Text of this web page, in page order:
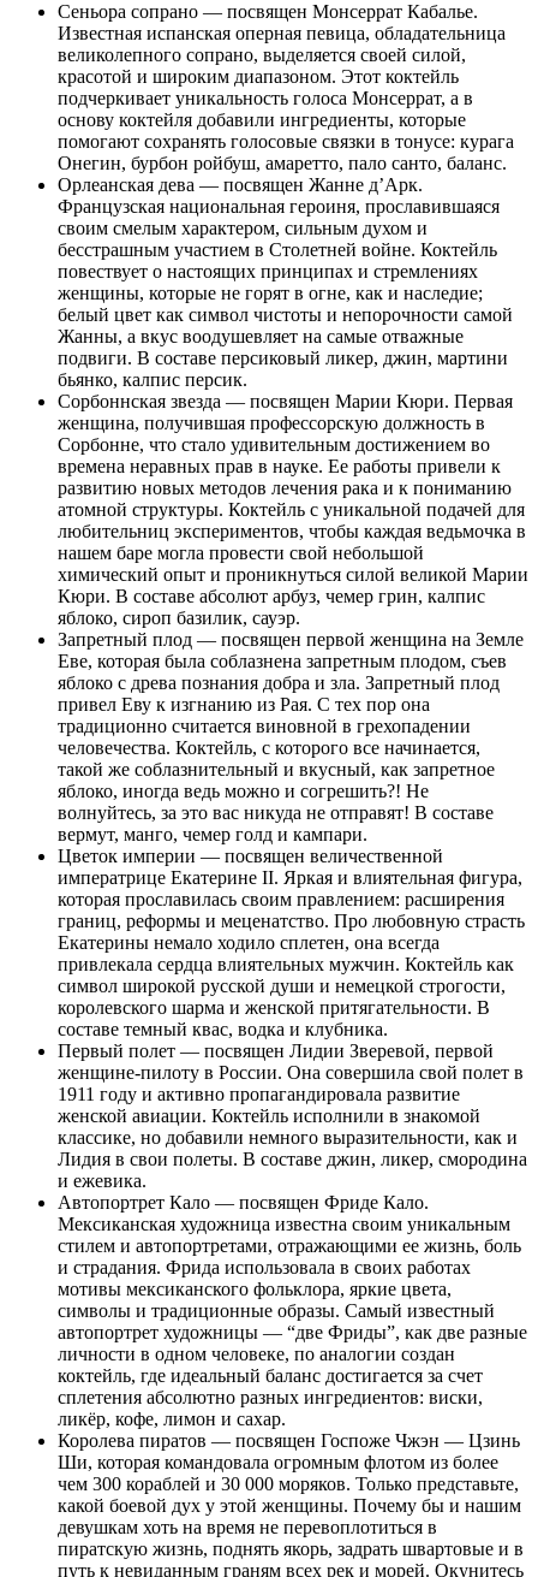
Сеньора сопрано — посвящен Монсеррат Кабалье.
Известная испанская оперная певица, обладательница
великолепного сопрано, выделяется своей силой,
красотой и широким диапазоном. Этот коктейль
подчеркивает уникальность голоса Монсеррат, а в
основу коктейля добавили ингредиенты, которые
помогают сохранять голосовые связки в тонусе: курага
Онегин, бурбон ройбуш, амаретто, пало санто, баланс.
Орлеанская дева — посвящен Жанне д’Арк.
Французская национальная героиня, прославившаяся
своим смелым характером, сильным духом и
бесстрашным участием в Столетней войне. Коктейль
повествует о настоящих принципах и стремлениях
женщины, которые не горят в огне, как и наследие;
белый цвет как символ чистоты и непорочности самой
Жанны, а вкус воодушевляет на самые отважные
подвиги. В составе персиковый ликер, джин, мартини
бьянко, калпис персик.
Сорбоннская звезда — посвящен Марии Кюри. Первая
женщина, получившая профессорскую должность в
Сорбонне, что стало удивительным достижением во
времена неравных прав в науке. Ее работы привели к
развитию новых методов лечения рака и к пониманию
атомной структуры. Коктейль с уникальной подачей для
любительниц экспериментов, чтобы каждая ведьмочка в
нашем баре могла провести свой небольшой
химический опыт и проникнуться силой великой Марии
Кюри. В составе абсолют арбуз, чемер грин, калпис
яблоко, сироп базилик, сауэр.
Запретный плод — посвящен первой женщина на Земле
Еве, которая была соблазнена запретным плодом, съев
яблоко с древа познания добра и зла. Запретный плод
привел Еву к изгнанию из Рая. С тех пор она
традиционно считается виновной в грехопадении
человечества. Коктейль, с которого все начинается,
такой же соблазнительный и вкусный, как запретное
яблоко, иногда ведь можно и согрешить?! Не
волнуйтесь, за это вас никуда не отправят! В составе
вермут, манго, чемер голд и кампари.
Цветок империи — посвящен величественной
императрице Екатерине II. Яркая и влиятельная фигура,
которая прославилась своим правлением: расширения
границ, реформы и меценатство. Про любовную страсть
Екатерины немало ходило сплетен, она всегда
привлекала сердца влиятельных мужчин. Коктейль как
символ широкой русской души и немецкой строгости,
королевского шарма и женской притягательности. В
составе темный квас, водка и клубника.
Первый полет — посвящен Лидии Зверевой, первой
женщине-пилоту в России. Она совершила свой полет в
1911 году и активно пропагандировала развитие
женской авиации. Коктейль исполнили в знакомой
классике, но добавили немного выразительности, как и
Лидия в свои полеты. В составе джин, ликер, смородина
и ежевика.
Автопортрет Кало — посвящен Фриде Кало.
Мексиканская художница известна своим уникальным
стилем и автопортретами, отражающими ее жизнь, боль
и страдания. Фрида использовала в своих работах
мотивы мексиканского фольклора, яркие цвета,
символы и традиционные образы. Самый известный
автопортрет художницы — “две Фриды”, как две разные
личности в одном человеке, по аналогии создан
коктейль, где идеальный баланс достигается за счет
сплетения абсолютно разных ингредиентов: виски,
ликёр, кофе, лимон и сахар.
Королева пиратов — посвящен Госпоже Чжэн — Цзинь
Ши, которая командовала огромным флотом из более
чем 300 кораблей и 30 000 моряков. Только представьте,
какой боевой дух у этой женщины. Почему бы и нашим
девушкам хоть на время не перевоплотиться в
пиратскую жизнь, поднять якорь, задрать швартовые и в
путь к невиданным граням всех рек и морей. Окунитесь